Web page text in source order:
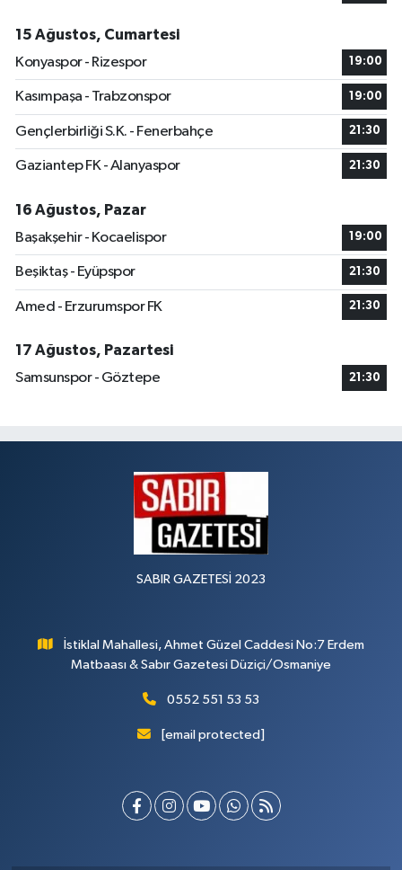
15 Ağustos, Cumartesi
Konyaspor - Rizespor
19:00
Kasımpaşa - Trabzonspor 19:00
Gençlerbirliği S.K. - Fenerbahçe 21:30
Gaziantep FK - Alanyaspor 21:30
16 Ağustos, Pazar
Başakşehir - Kocaelispor
19:00
Beşiktaş - Eyüpspor 21:30
Amed - Erzurumspor FK 21:30
17 Ağustos, Pazartesi
Samsunspor - Göztepe
21:30
SABIR GAZETESİ 2023
İstiklal Mahallesi, Ahmet Güzel Caddesi No:7 Erdem
Matbaası & Sabır Gazetesi Düziçi/Osmaniye
0552 551 53 53
[email protected]